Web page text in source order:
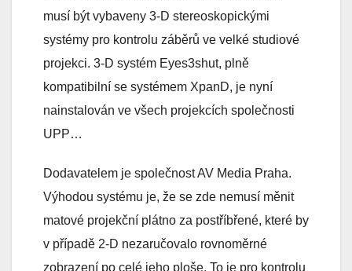
musí být vybaveny 3-D stereoskopickými
systémy pro kontrolu záběrů ve velké studiové
projekci. 3-D systém Eyes3shut, plně
kompatibilní se systémem XpanD, je nyní
nainstalován ve všech projekcích společnosti
UPP…
Dodavatelem je společnost AV Media Praha.
Výhodou systému je, že se zde nemusí měnit
matové projekční plátno za postříbřené, které by
v případě 2-D nezaručovalo rovnoměrné
zobrazení po celé jeho ploše. To je pro kontrolu